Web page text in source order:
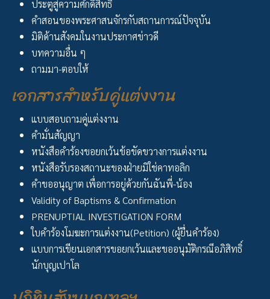
ประตูสู่ความศักดิิ์สิทธิิ์
คำสอนของพระศาสนจักรกับสถานการณ์ปัจจุบัน
มิติด้านสังคมในงานประกาศข่าวดี
บทความอื่น ๆ
ถามมา-ตอบให้
เอกสารสำหรับคู่แต่งงาน
แบบสอบถามคู่แต่งงาน
คำมั่นสัญญา
หนังสือคำร้องขอยกเว้นข้อขัดขวางการแต่งงาน
หนังสือรับรองสถานะของฝ่ายมิใช่คาทอลิก
คำขออนุญาต เพื่อการอยู่ด้วยกันฉันพี่-น้อง
Validity of Baptisms & Confirmation
PRENUPTIAL INVESTIGATION FORM
ใบคำร้องโมฆะการแต่งงาน(Petition) (ผู้ยื่นคำร้อง)
แบบการเขียนเอกสารขอยกเว้นและขออนุมัติกรณีอภิสิทธิ์
นักบุญเปาโล